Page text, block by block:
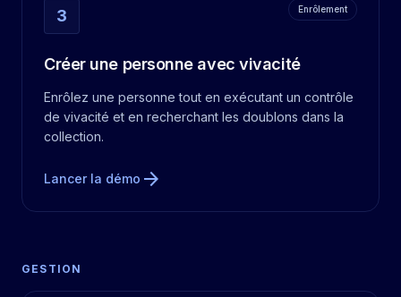
3 Enrôlement
Créer une personne avec vivacité
Enrôlez une personne tout en exécutant un contrôle
de vivacité et en recherchant les doublons dans la
collection.
Lancer la démo arrow_forward
GESTION